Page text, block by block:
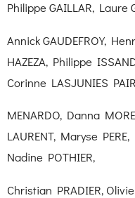
Philippe GAILLAR, Laure
Annick GAUDEFROY,
HAZEZA, Philippe
Corinne LASJUNIES
MENARDO, Danna
LAURENT, Maryse
Nadine POTHIER,
Christian PRADIER,